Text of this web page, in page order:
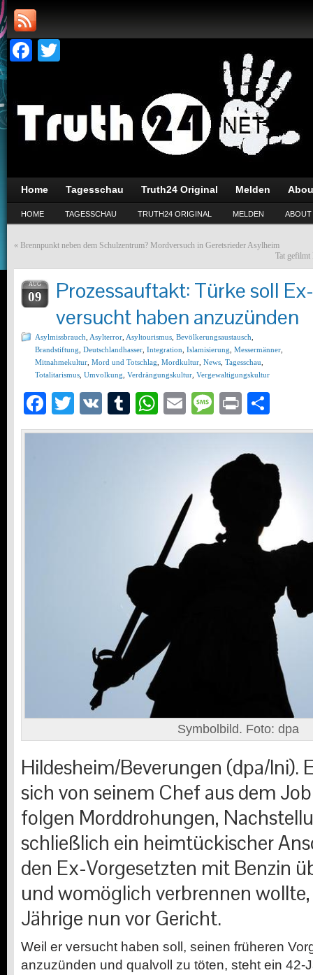
Facebook
Home Tagesschau Truth24 Original Melden
HOME TAGESSCHAU TRUTH24 ORIGINAL MELDEN ABOUT
« Brennpunkt neben dem Schulzentrum? Mordversuch in Geretsrieder Asylheim
Tat gefilmt
AUG
09
Prozessauftakt: Türke soll
versucht haben anzuzünden
Asylmissbrauch Asylterror Asyltourismus Bevölkerungsaustausch
Brandstiftung Deutschlandhasser Integration Islamisierung Messermänner
Mitnahmekultur Mord und Totschlag Mordkultur News Tagesschau
Totalitarismus Umvolkung Verdrängungskultur Vergewaltigungskultur
Facebook
Twitter
VK Tumblr
WhatsApp
EmailMessage
Print
Symbolbild. Foto: dpa
Hildesheim/Beverungen (dpa/lni).
sich von seinem Chef aus dem
folgen Morddrohungen,
schließlich ein heimtückischer
den Ex-Vorgesetzten mit Benzin
und womöglich verbrennen
Jährige nun vor Gericht.
Weil er versucht haben soll, seinen früheren
anzuzünden und qualvoll zu töten, steht ein 42-